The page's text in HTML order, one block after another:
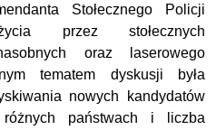
Stołecznego Policji
przez stołecznych
oraz laserowego
tematem dyskusji była
nowych kandydatów
państwach i liczba